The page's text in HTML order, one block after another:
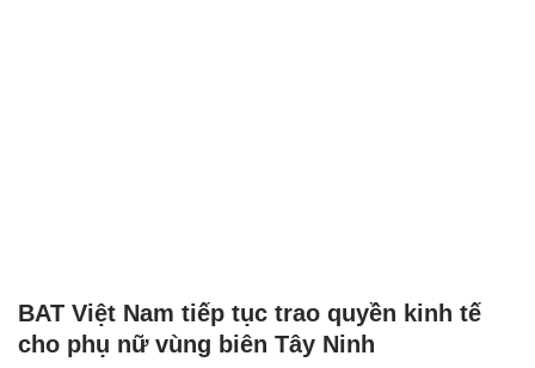
BAT Việt Nam tiếp tục trao quyền kinh tế
cho phụ nữ vùng biên Tây Ninh